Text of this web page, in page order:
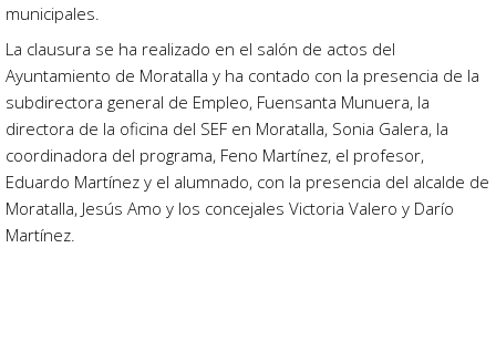
municipales.
La clausura se ha realizado en el salón de actos del
Ayuntamiento de Moratalla y ha contado con la presencia de la
subdirectora general de Empleo, Fuensanta Munuera, la
directora de la oficina del SEF en Moratalla, Sonia Galera, la
coordinadora del programa, Feno Martínez, el profesor,
Eduardo Martínez y el alumnado, con la presencia del alcalde de
Moratalla, Jesús Amo y los concejales Victoria Valero y Darío
Martínez.